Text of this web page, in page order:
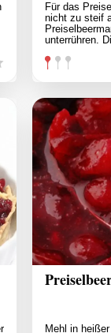
Für das
nicht zu steif
unterrühren.
Mehl in